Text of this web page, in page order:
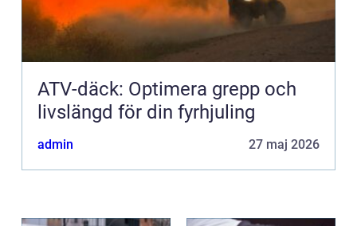
ATV-däck: Optimera grepp och
livslängd för din fyrhjuling
admin 27 maj 2026